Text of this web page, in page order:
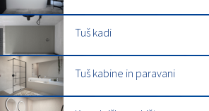
Tuš kadi
Tuš kabine in paravani